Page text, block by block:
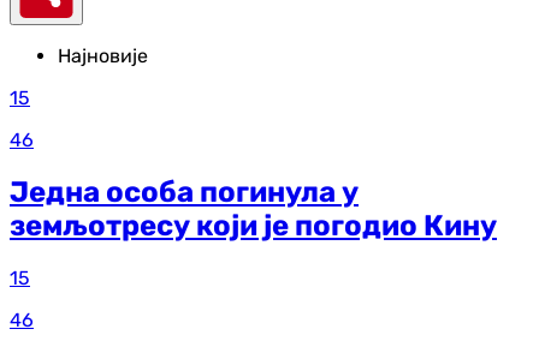
Најновије
15
46
Једна особа погинула у
земљотресу који је погодио Кину
15
46